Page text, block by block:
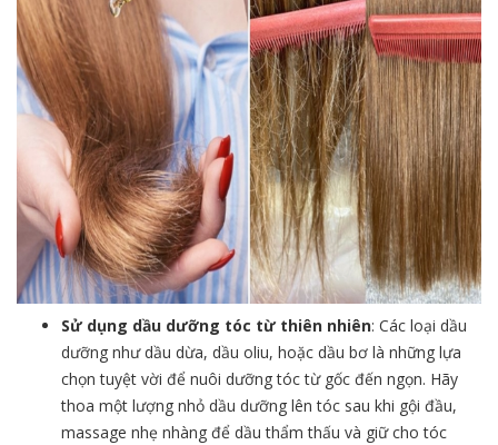
Sử dụng dầu dưỡng tóc từ thiên nhiên: Các loại dầu
dưỡng như dầu dừa, dầu oliu, hoặc dầu bơ là những lựa
chọn tuyệt vời để nuôi dưỡng tóc từ gốc đến ngọn. Hãy
thoa một lượng nhỏ dầu dưỡng lên tóc sau khi gội đầu,
massage nhẹ nhàng để dầu thẩm thấu và giữ cho tóc